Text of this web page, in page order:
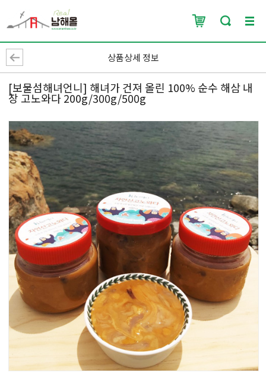
상품상세 정보
[보물섬해녀언니] 해녀가 건져 올린 100% 순수 해삼 내
장 고노와다 200g/300g/500g